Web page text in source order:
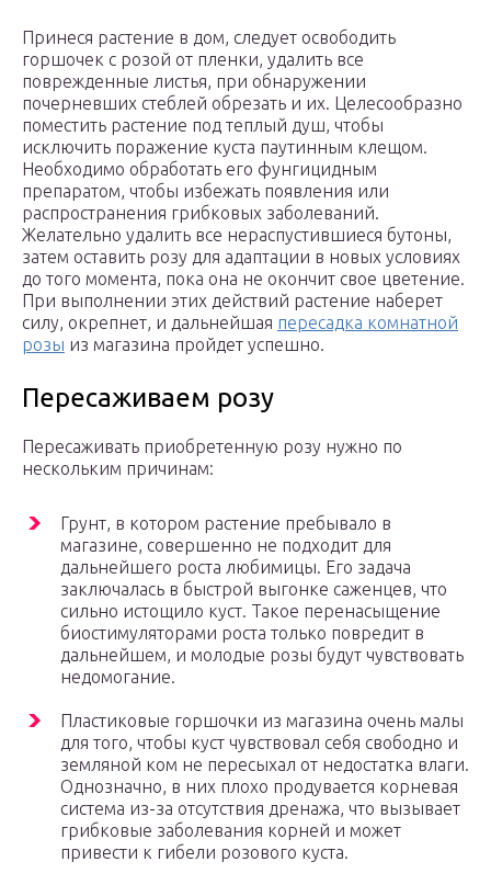
Принеся растение в дом, следует освободить
горшочек с розой от пленки, удалить все
поврежденные листья, при обнаружении
почерневших стеблей обрезать и их. Целесообразно
поместить растение под теплый душ, чтобы
исключить поражение куста паутинным клещом.
Необходимо обработать его фунгицидным
препаратом, чтобы избежать появления или
распространения грибковых заболеваний.
Желательно удалить все нераспустившиеся бутоны,
затем оставить розу для адаптации в новых условиях
до того момента, пока она не окончит свое цветение.
При выполнении этих действий растение наберет
силу, окрепнет, и дальнейшая пересадка комнатной
розы из магазина пройдет успешно.
Пересаживаем розу
Пересаживать приобретенную розу нужно по
нескольким причинам:
Грунт, в котором растение пребывало в
магазине, совершенно не подходит для
дальнейшего роста любимицы. Его задача
заключалась в быстрой выгонке саженцев, что
сильно истощило куст. Такое перенасыщение
биостимуляторами роста только повредит в
дальнейшем, и молодые розы будут чувствовать
недомогание.
Пластиковые горшочки из магазина очень малы
для того, чтобы куст чувствовал себя свободно и
земляной ком не пересыхал от недостатка влаги.
Однозначно, в них плохо продувается корневая
система из-за отсутствия дренажа, что вызывает
грибковые заболевания корней и может
привести к гибели розового куста.